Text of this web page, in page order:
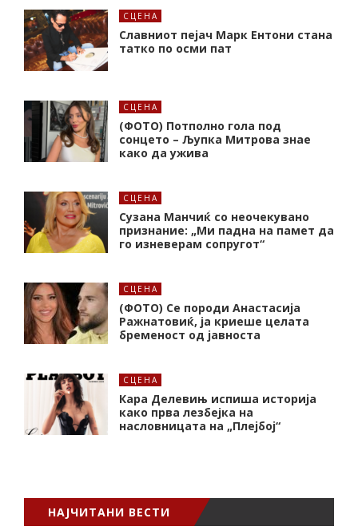
СЦЕНА
Славниот пејач Марк Ентони стана
татко по осми пат
СЦЕНА
(ФОТО) Потполно гола под
сонцето – Љупка Митрова знае
како да ужива
СЦЕНА
Сузана Манчиќ со неочекувано
признание: „Ми падна на памет да
го изневерам сопругот“
СЦЕНА
(ФОТО) Се породи Анастасија
Ражнатовиќ, ја криеше целата
бременост од јавноста
СЦЕНА
Кара Делевињ испиша историја
како прва лезбејка на
насловницата на „Плејбој“
НАЈЧИТАНИ ВЕСТИ